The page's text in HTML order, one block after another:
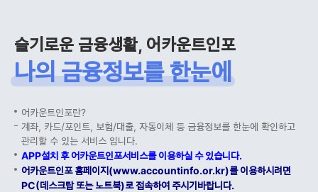
슬기로운 금융생활, 어카운트인포
나의 금융정보를 한눈에
어카운트인포란?
계좌, 카드/포인트, 보험/대출, 자동이체 등 금융정보를 한눈에 확인하고
관리할 수 있는 서비스 입니다.
APP설치 후 어카운트인포서비스를 이용하실 수 있습니다.
어카운트인포 홈페이지(www.accountinfo.or.kr)를 이용하시려면
PC(데스크탑 또는 노트북)로 접속하여 주시기바랍니다.